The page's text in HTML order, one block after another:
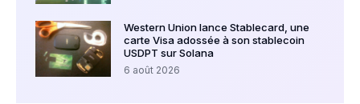
Western Union lance Stablecard, une
carte Visa adossée à son stablecoin
USDPT sur Solana
6 août 2026